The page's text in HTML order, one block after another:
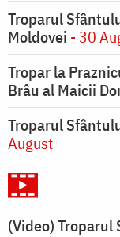
Troparul
Moldovei - 30
Tropar la
Brâu al Maicii
Troparul
August
(Video)